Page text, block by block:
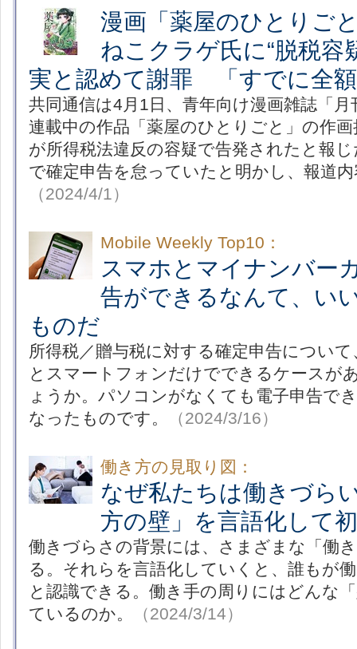
漫画「薬屋のひとりご
ねこクラゲ氏に“脱税
実と認めて謝罪 「すでに全
共同通信は4月1日、青年向け漫画雑誌「
連載中の作品「薬屋のひとりごと」の作
が所得税法違反の容疑で告発されたと報
で確定申告を怠っていたと明かし、報道
（2024/4/1）
Mobile Weekly Top10：
スマホとマイナンバー
告ができるなんて、い
ものだ
所得税／贈与税に対する確定申告につい
とスマートフォンだけでできるケースが
ょうか。パソコンがなくても電子申告で
なったものです。
（2024/3/16）
働き方の見取り図：
なぜ私たちは働きづら
方の壁」を言語化して
働きづらさの背景には、さまざまな「働
る。それらを言語化していくと、誰もが
と認識できる。働き手の周りにはどんな
ているのか。
（2024/3/14）